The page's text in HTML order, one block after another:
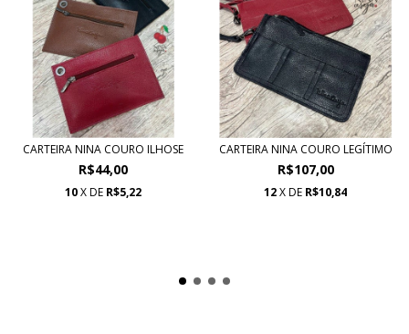
CARTEIRA NINA COURO ILHOSE
R$44,00
10X DE R$5,22
CARTEIRA NINA COURO LEGÍTIMO
R$107,00
12X DE R$10,84